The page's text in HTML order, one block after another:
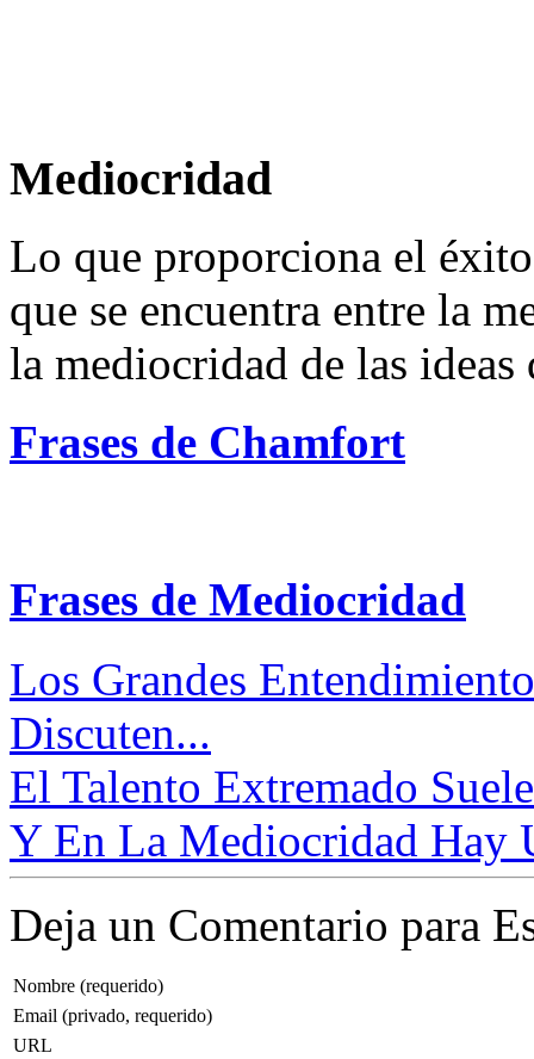
Mediocridad
Lo que proporciona el
que se encuentra entre la
la mediocridad de las
Frases de Chamfort
Frases de Mediocridad
Los Grandes
Discuten...
El Talento Extremado
Y En La Mediocridad Hay
Deja un Comentario para
Nombre (requerido)
Email (privado, requerido)
URL